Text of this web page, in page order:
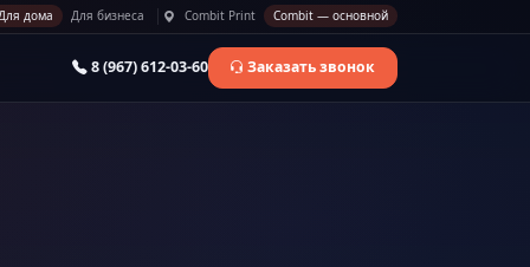
дома Для бизнеса Combit Print Combit — основной
8 (967) 612-03-60 Заказать звонок